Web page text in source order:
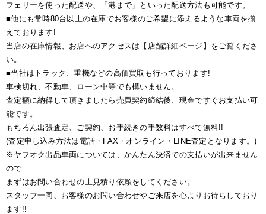
フェリーを使った配送や、「港まで」といった配送方法も可能です。
■他にも常時80台以上の在庫でお客様のご希望に添えるような車両を揃
えております!
当店の在庫情報、お店へのアクセスは【店舗詳細ページ】をご覧くださ
い。
■当社はトラック、重機などの高価買取も行っております!
車検切れ、不動車、ローン中等でも構いません。
査定額に納得して頂きましたら売買契約締結後、現金ですぐお支払い可
能です。
もちろん出張査定、ご契約、お手続きの手数料はすべて無料!!
(査定申し込み方法は電話・FAX・オンライン・LINE査定となります。)
※ヤフオク出品車両については、かんたん決済での支払いが出来ません
ので
まずはお問い合わせの上見積り依頼をしてください。
スタッフ一同、お客様のお問い合わせやご来店を心よりお待ちしており
ます!!